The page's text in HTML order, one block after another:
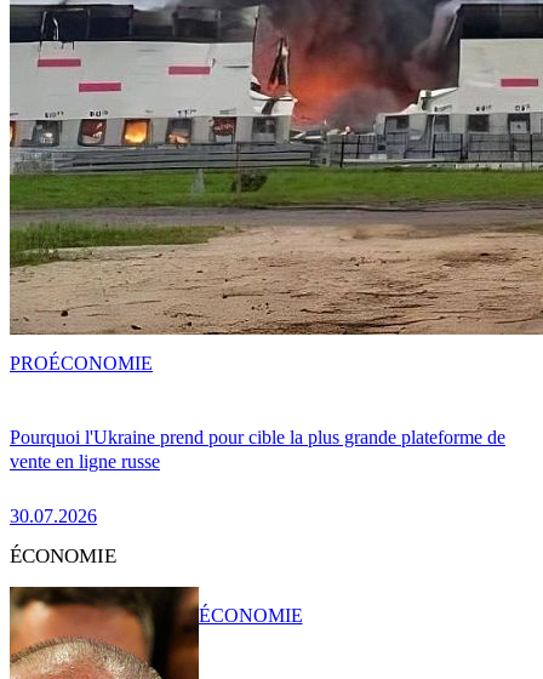
Pourquoi l'Ukraine prend pour cible la plus grande plateforme de
vente en ligne russe
30.07.2026
PROÉCONOMIE
ÉCONOMIE
ÉCONOMIE